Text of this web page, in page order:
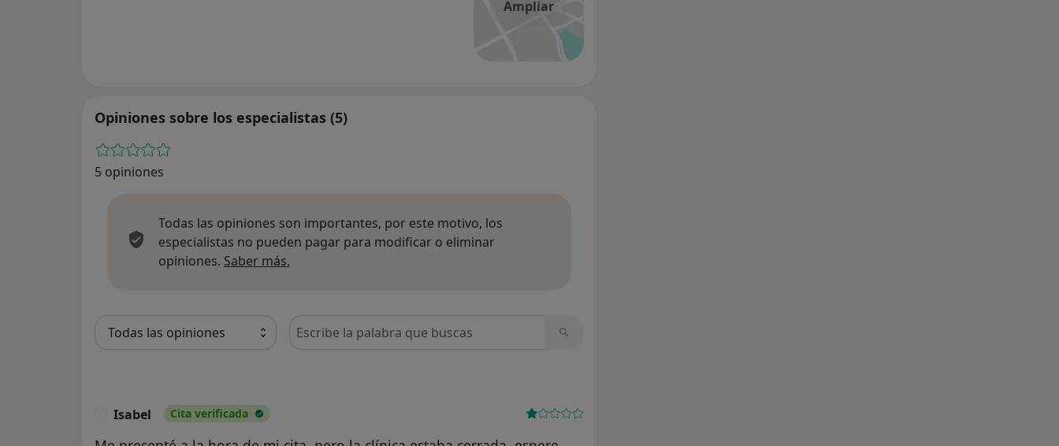
Ampliar
Opiniones sobre los especialistas (5)
5 opiniones
Todas las opiniones son importantes, por este motivo, los
especialistas no pueden pagar para modificar o eliminar
opiniones. Saber más.
Busca en opiniones
Isabel Cita verificada